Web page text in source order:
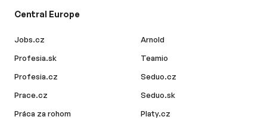
Central Europe
Jobs.cz
Profesia.sk
Profesia.cz
Prace.cz
Práca za rohom
Arnold
Teamio
Seduo.cz
Seduo.sk
Platy.cz